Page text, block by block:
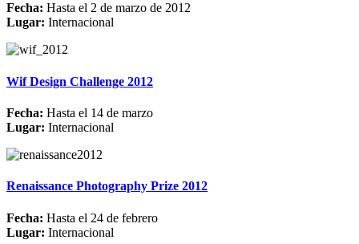
Fecha: Hasta el 2 de marzo de 2012
Lugar: Internacional
Wif Design Challenge 2012
Fecha: Hasta el 14 de marzo
Lugar: Internacional
Renaissance Photography Prize 2012
Fecha: Hasta el 24 de febrero
Lugar: Internacional